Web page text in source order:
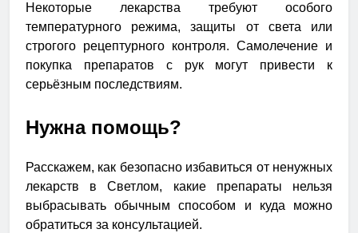
Некоторые лекарства требуют особого
температурного режима, защиты от света или
строгого рецептурного контроля. Самолечение и
покупка препаратов с рук могут привести к
серьёзным последствиям.
Нужна помощь?
Расскажем, как безопасно избавиться от ненужных
лекарств в Светлом, какие препараты нельзя
выбрасывать обычным способом и куда можно
обратиться за консультацией.